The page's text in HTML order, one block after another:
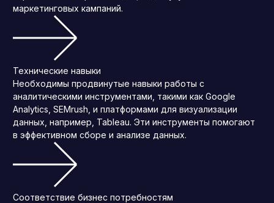
маркетинговых кампаний.
Технические навыки
Необходимы продвинутые навыки работы с
аналитическими инструментами, такими как Google
Analytics, SEMrush, и платформами для визуализации
данных, например, Tableau. Эти инструменты помогают
в эффективном сборе и анализе данных.
Соответствие бизнес потребностям